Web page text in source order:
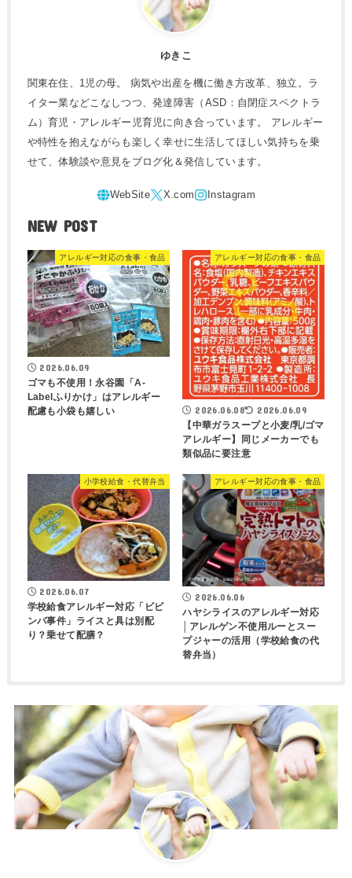
ゆきこ
関東在住、1児の母。 病気や出産を機に働き方改革、独立。ラ
イター業などこなしつつ、発達障害（ASD：自閉症スペクトラ
ム）育児・アレルギー児育児に向き合っています。 アレルギー
や特性を抱えながらも楽しく幸せに生活してほしい気持ちを乗
せて、体験談や意見をブログ化＆発信しています。
NEW POST
アレルギー対応の食事・食品
2026.06.09
ゴマも不使用！永谷園「A-
Labelふりかけ」はアレルギー
配慮も小袋も嬉しい
アレルギー対応の食事・食品
2026.06.08 2026.06.09
【中華ガラスープと小麦/乳/ゴマ
アレルギー】同じメーカーでも
類似品に要注意
小学校給食・代替弁当
2026.06.07
学校給食アレルギー対応「ビビ
ンバ事件」ライスと具は別配
り？乗せて配膳？
アレルギー対応の食事・食品
2026.06.06
ハヤシライスのアレルギー対応
│アレルゲン不使用ルーとスー
プジャーの活用（学校給食の代
替弁当）